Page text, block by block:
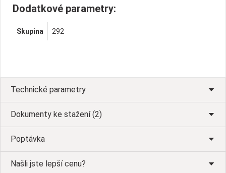
Dodatkové parametry:
Skupina 292
Technické parametry
Dokumenty ke stažení (2)
Poptávka
Našli jste lepší cenu?